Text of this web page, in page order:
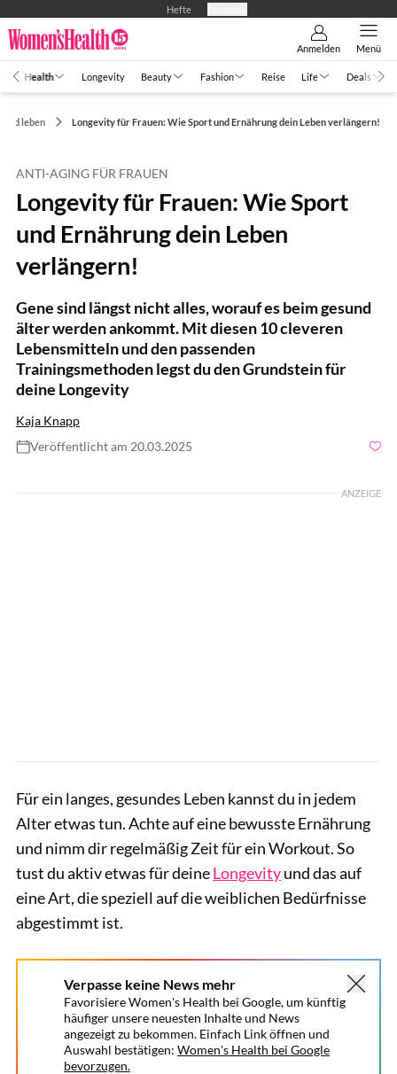
Hefte
Anmelden Menü
Health Longevity Beauty Fashion Reise Life Deals
leben Longevity für Frauen: Wie Sport und Ernährung dein Leben verlängern!
ANTI-AGING FÜR FRAUEN
Longevity für Frauen: Wie Sport
und Ernährung dein Leben
verlängern!
Gene sind längst nicht alles, worauf es beim gesund
älter werden ankommt. Mit diesen 10 cleveren
Lebensmitteln und den passenden
Trainingsmethoden legst du den Grundstein für
deine Longevity
Kaja Knapp
Veröffentlicht am 20.03.2025
ANZEIGE
Für ein langes, gesundes Leben kannst du in jedem
Alter etwas tun. Achte auf eine bewusste Ernährung
und nimm dir regelmäßig Zeit für ein Workout. So
tust du aktiv etwas für deineLongevityund das auf
eine Art, die speziell auf die weiblichen Bedürfnisse
abgestimmt ist.
Verpasse keine News mehr
Favorisiere Women's Health bei Google, um künftig
häufiger unsere neuesten Inhalte und News
angezeigt zu bekommen. Einfach Link öffnen und
Auswahl bestätigen: Women's Health bei Google
bevorzugen.